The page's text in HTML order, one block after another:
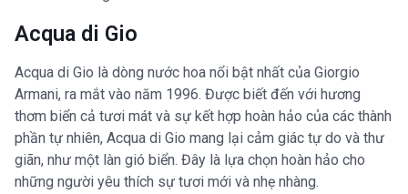
Acqua di Gio
Acqua di Gio là dòng nước hoa nổi bật nhất của Giorgio
Armani, ra mắt vào năm 1996. Được biết đến với hương
thơm biển cả tươi mát và sự kết hợp hoàn hảo của các thành
phần tự nhiên, Acqua di Gio mang lại cảm giác tự do và thư
giãn, như một làn gió biển. Đây là lựa chọn hoàn hảo cho
những người yêu thích sự tươi mới và nhẹ nhàng.